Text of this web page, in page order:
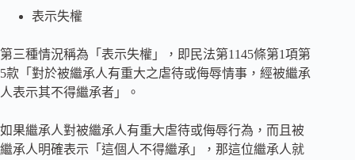
表示失權
第三種情況稱為「表示失權」，即民法第1145條第1項第
5款「對於被繼承人有重大之虐待或侮辱情事，經被繼承
人表示其不得繼承者」。
如果繼承人對被繼承人有重大虐待或侮辱行為，而且被
繼承人明確表示「這個人不得繼承」，那這位繼承人就